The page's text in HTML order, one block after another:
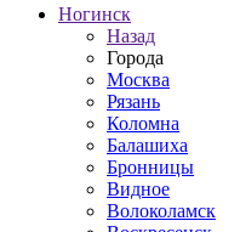
Ногинск
Назад
Города
Москва
Рязань
Коломна
Балашиха
Бронницы
Видное
Волоколамск